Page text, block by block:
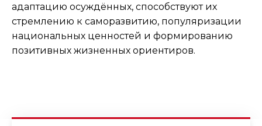
адаптацию осуждённых, способствуют их
стремлению к саморазвитию, популяризации
национальных ценностей и формированию
позитивных жизненных ориентиров.